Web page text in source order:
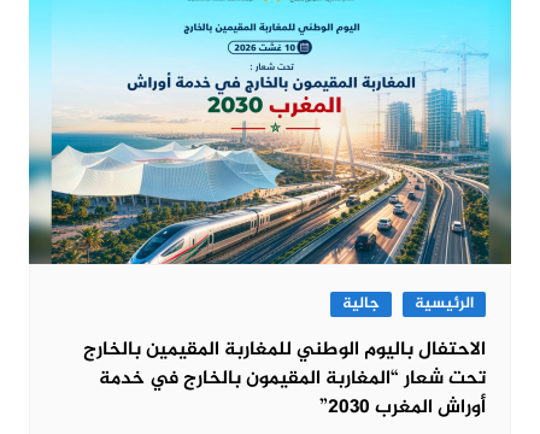
الرئيسية جالية
الاحتفال باليوم الوطني للمغاربة المقيمين بالخارج
تحت شعار “المغاربة المقيمون بالخارج في خدمة
أوراش المغرب 2030”